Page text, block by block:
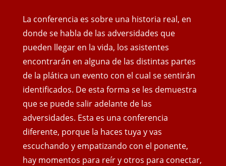
La conferencia es sobre una historia real, en
donde se habla de las adversidades que
pueden llegar en la vida, los asistentes
encontrarán en alguna de las distintas partes
de la plática un evento con el cual se sentirán
identificados. De esta forma se les demuestra
que se puede salir adelante de las
adversidades. Esta es una conferencia
diferente, porque la haces tuya y vas
escuchando y empatizando con el ponente,
hay momentos para reír y otros para conectar,